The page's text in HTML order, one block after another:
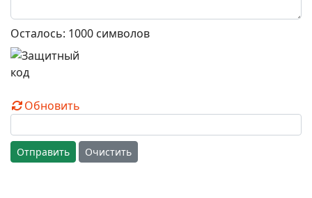
Осталось: 1000 символов
Обновить
Отправить Очистить